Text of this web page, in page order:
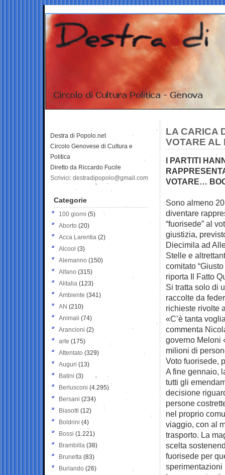
LA CARICA
VOTARE AL
I PARTITI
VOTARE…
Sono almeno
diventare
“fuorisede” al
giustizia,
Diecimila ad
Stelle e
comitato
riporta Il Fatto
Si tratta solo di
raccolte da
richieste rivolte
«C’è tanta
commenta
governo Meloni
milioni di
Voto fuorisede,
A fine gennaio,
tutti gli
decisione
persone
nel proprio
viaggio, con al
trasporto. La
scelta
fuorisede per
sperimentazioni
Destra di Popolo.net
Circolo Genovese di Cultura e
Politica
Diretto da Riccardo Fucile
Scrivici: destradipopolo@gmail.com
Categorie
100 giorni (5)
Aborto (20)
Acca Larentia (2)
Alcool (3)
Alemanno (150)
Alfano (315)
Alitalia (123)
Ambiente (341)
AN (210)
Animali (74)
Arancioni (2)
arte (175)
Attentato (329)
Auguri (13)
Batini (3)
Berlusconi (4.295)
Bersani (234)
Biasotti (12)
Boldrini (4)
Bossi (1.221)
Brambilla (38)
Brunetta (83)
Burlando (26)